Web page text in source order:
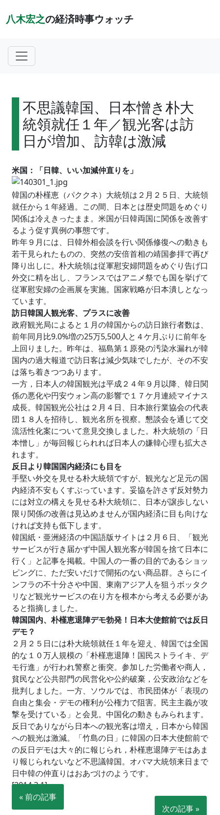
八木宏之の経済時事ウォッチ
不思議韓国、日本憎き朴大
統領就任１年／観光客は訪
日が増加、訪韓は激減
米国：「日韓、いい加減仲直りを」
韓国の朴槿恵（パククネ）大統領は２月２５日、大統領
就任から１年経過。この間、日本とは歴史問題をめぐり
関係は冷えきったまま。米国が日韓両国に関係を改善す
るよう促す異例の事態です。
昨年９月には、日韓外相会談を行い関係修復への動きも
若干見られたものの、突然の安倍首相の靖国参拝で再び
降り出しに。朴大統領は従軍慰安婦問題をめぐり告げ口
外交に精を出し、フランスではアニメ祭でも国を挙げて
従軍慰安婦の企画展を実施。国家戦略が日本潰しとなっ
ています。
訪日韓国人観光客、プラスに改善
政府観光局によると１月の韓国からの訪日旅行者数は、
前年同月比9.0%増の25万5,500人と４ケ月ぶりに前年を
上回りました。昨年は、福島第１原発の汚染水漏れが韓
国内の過大報道で訪日客は減少気味でしたが、その不安
は落ち着きつつあります。
一方，日本人の韓国観光は平成２４年９月以降、韓日関
係の悪化や円安ウォン高の影響で１７ケ月連続マイナス
成長。韓国観光公社は２月４日、日本旅行業協会の代表
団１８人を招待し、観光名所を視察。懇談会を通じて交
流活性化案について意見交換しました。朴大統領の「日
本憎し」が毎回報じられれば日本人の嫌韓心理も拡大さ
れます。
反日より韓国国内経済にも目を
手堅い外交を見せる朴大統領ですが、観光など足元の国
内経済不安もくすぶっています。妥協を許さず反対勢力
には対立の構えを見せる朴大統領に、日本が譲歩しない
限り関係の改善は見込めませんが国内経済に目も向けな
ければ支持も低下します。
韓国紙・亜洲経済の中国語版サイトは２月６日、「観光
サービスが行き届かず中国人観光客が韓国を捨て日本に
行く」と記事を掲載。中国人の一番の目的であるショッ
ピングに、ただ安いだけで開拓のない商品群。さらにイ
ンフラの不十分さや中国、東南アジア人を狙うボッタク
リなど観光サービスの在り方を根本から考える必要があ
ると指摘しました。
韓国国内、朴槿恵退陣デモ勃発！日本大使館前では反日
デモ？
２月２５日には朴大統領就任１年を迎え、韓国では全国
的な１０万人規模の「朴槿恵退陣！国民ストライキ、デ
モ行進」が行われ警察と衝突。参加した労働者や商人，
貧民など公共部門の民営化や公約破棄，公安政治などを
批判しました。一方、ソウルでは、市民団体が「表現の
自由と集会・デモの権利が公権力で阻害。民主主義が攻
撃を受けている」と会見。中国化の動きもみられます。
反日でありながら日本への観光客は増え，日本から韓国
への観光は激減。「竹島の日」に韓国の日本大使館前で
の反日デモは大々的に報じられ，朴槿恵退陣デモはあま
り報じられないなど不思議韓国。オバマ大統領来日まで
日中韓の仲直りはおあづけのようです。
[2014.3.1]
« 前の記事
次の記事 »